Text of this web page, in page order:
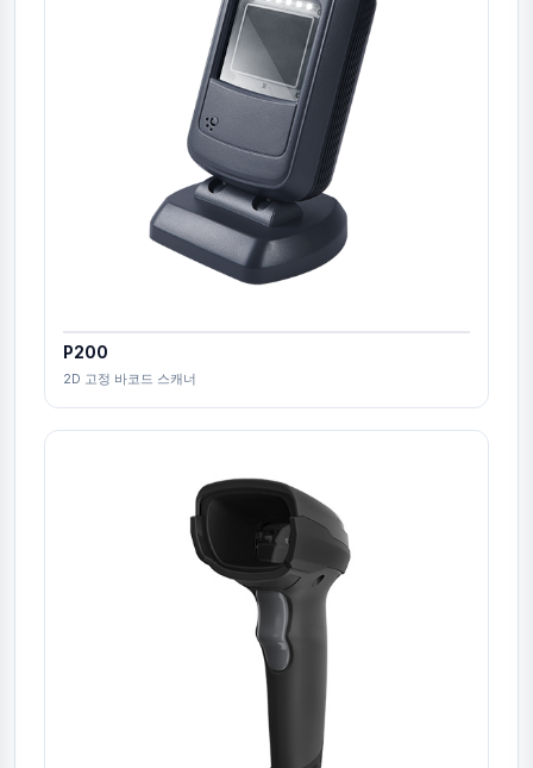
P200
2D 고정 바코드 스캐너